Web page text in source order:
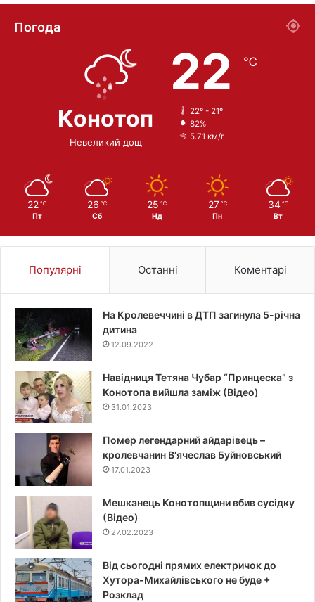
Погода
Конотоп
Невеликий дощ
22 ℃
22º - 21º
82%
5.71 км/г
22 ℃
Пт
26 ℃
Сб
25 ℃
Нд
27 ℃
Пн
34 ℃
Вт
Популярні Останні Коментарі
На Кролевеччині в ДТП загинула 5-річна
дитина
12.09.2022
Навідниця Тетяна Чубар “Принцеска” з
Конотопа вийшла заміж (Відео)
31.01.2023
Помер легендарний айдарівець –
кролевчанин В‘ячеслав Буйновський
17.01.2023
Мешканець Конотопщини вбив сусідку
(Відео)
27.02.2023
Від сьогодні прямих електричок до
Хутора-Михайлівського не буде +
Розклад